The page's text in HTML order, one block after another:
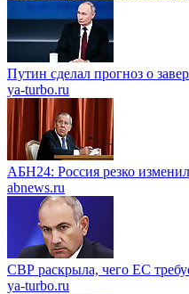
Путин сделал прогноз о
ya-turbo.ru
АБН24: Россия резко
abnews.ru
СВР раскрыла, чего ЕС
ya-turbo.ru